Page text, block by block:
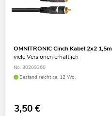
OMNITRONIC Cinch Kabel 2x2 1,5m
viele Versionen erhältlich
No. 30209360
Bestand reicht ca. 12 Wo.
3,50€